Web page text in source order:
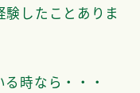
験したことありま
時なら・・・